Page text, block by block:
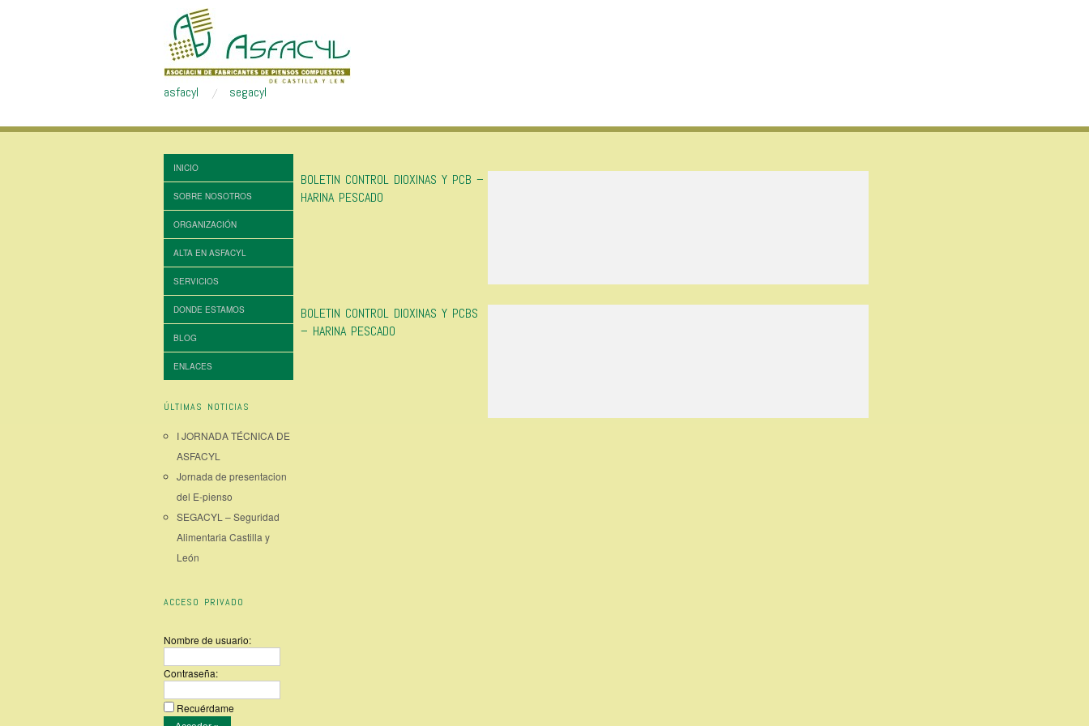
asfacyl segacyl
INICIO
SOBRE NOSOTROS
ORGANIZACIÓN
ALTA EN ASFACYL
SERVICIOS
DONDE ESTAMOS
BLOG
ENLACES
ÚLTIMAS NOTICIAS
I JORNADA TÉCNICA DE
ASFACYL
Jornada de presentacion
del E-pienso
SEGACYL – Seguridad
Alimentaria Castilla y
León
ACCESO PRIVADO
Nombre de usuario:
Contraseña:
Recuérdame
BOLETIN CONTROL DIOXINAS Y PCB –
HARINA PESCADO
BOLETIN CONTROL DIOXINAS Y PCBS
– HARINA PESCADO